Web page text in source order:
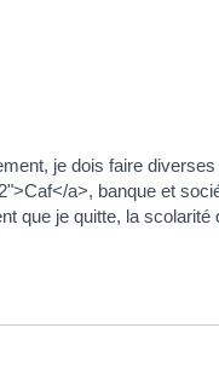
je dois faire
a>, banque et
que je quitte, la